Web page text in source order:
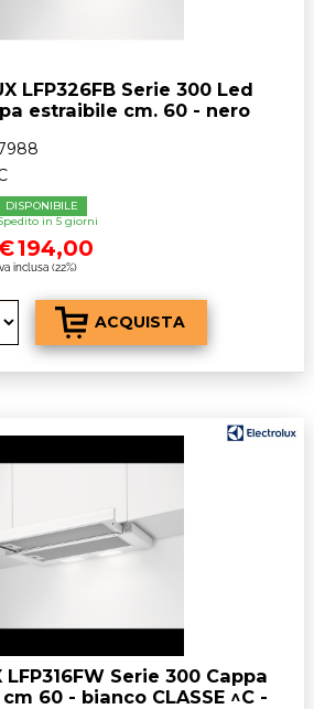
LFP326FB Serie 300 Led
estraibile cm. 60 - nero
DISPONIBILE
in 5 giorni
194,00
Iva inclusa (22%)
LFP316FW Serie 300 Cappa
60 - bianco CLASSE ^C -